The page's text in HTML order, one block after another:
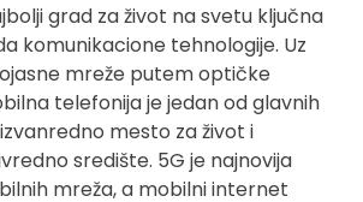
grad za život na svetu ključna
komunikacione tehnologije. Uz
mreže putem optičke
telefonija je jedan od glavnih
mesto za život i
središte. 5G je najnovija
mreža, a mobilni internet